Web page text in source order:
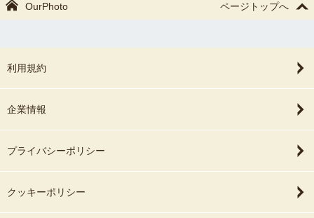
OurPhoto ページトップへ
利用規約
企業情報
プライバシーポリシー
クッキーポリシー